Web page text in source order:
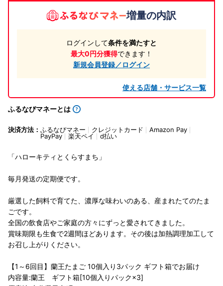
増量の内訳
ログインして条件を満たすと
最大0円分獲得できます！
新規会員登録／ログイン
使える店舗・サービス一覧
ふるなびマネーとは
決済方法： ふるなびマネー クレジットカード
Amazon Pay
PayPay
楽天ペイ d払い
「ハローキティとくらすまち」
毎月発送の定期便です。
厳選した飼料で育てた、濃厚な味わいのある、産まれたてのたま
ごです。
全国の飲食店やご家庭の方々にずっと愛されてきました。
賞味期限も生食で2週間ほどあります。その後は加熱調理加工して
お召し上がりください。
【1～6回目】蘭王たまご 10個入り3パック ギフト箱でお届け
内容量:蘭王 ギフト箱[10個入りパック×3]